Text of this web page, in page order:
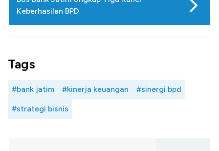
Keberhasilan BPD
Tags
#bank jatim #kinerja keuangan #sinergi bpd
#strategi bisnis